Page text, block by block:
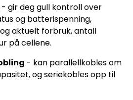
- gir deg gull kontroll over
og batterispenning,
aktuelt forbruk, antall
på cellene.
- kan parallellkobles om
og seriekobles opp til